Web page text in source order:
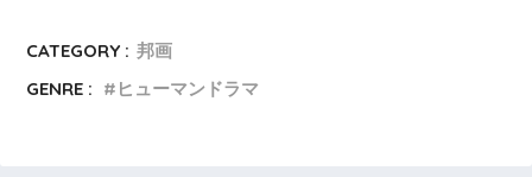
CATEGORY : 邦画
GENRE :
ヒューマンドラマ